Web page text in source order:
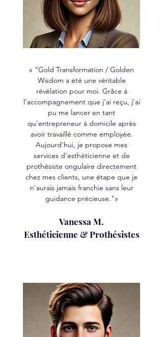
« "Gold Transformation / Golden
Wisdom a été une véritable
révélation pour moi. Grâce à
l'accompagnement que j'ai reçu, j'ai
pu me lancer en tant
qu'entrepreneur à domicile après
avoir travaillé comme employée.
Aujourd'hui, je propose mes
services d'esthéticienne et de
prothésiste ongulaire directement
chez mes clients, une étape que je
n'aurais jamais franchie sans leur
guidance précieuse."»
Vanessa M.
Esthéticienne & Prothésistes